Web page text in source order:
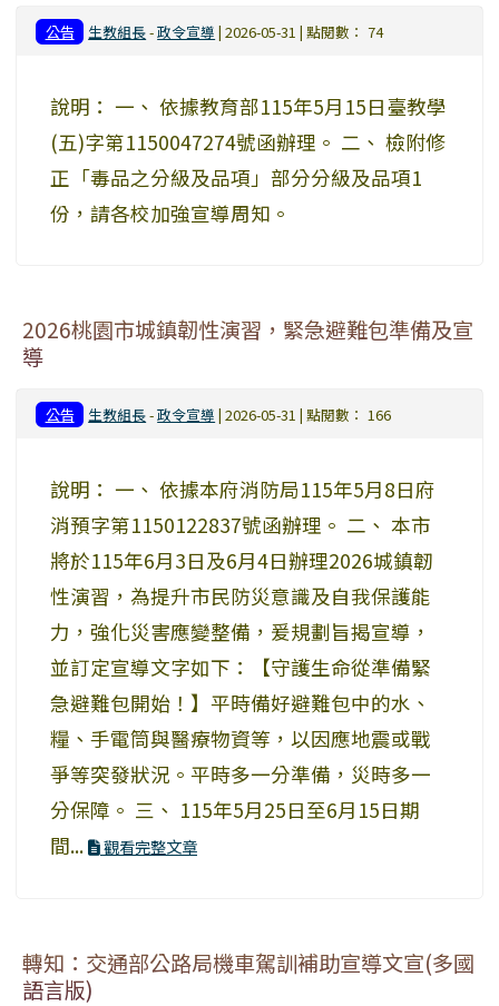
公告 生教組長-政令宣導 | 2026-05-31 | 點閱數： 74
說明： 一、 依據教育部115年5月15日臺教學
(五)字第1150047274號函辦理。 二、 檢附修
正「毒品之分級及品項」部分分級及品項1
份，請各校加強宣導周知。
2026桃園市城鎮韌性演習，緊急避難包準備及宣
導
公告 生教組長-政令宣導 | 2026-05-31 | 點閱數： 166
說明： 一、 依據本府消防局115年5月8日府
消預字第1150122837號函辦理。 二、 本市
將於115年6月3日及6月4日辦理2026城鎮韌
性演習，為提升市民防災意識及自我保護能
力，強化災害應變整備，爰規劃旨揭宣導，
並訂定宣導文字如下：【守護生命從準備緊
急避難包開始！】平時備好避難包中的水、
糧、手電筒與醫療物資等，以因應地震或戰
爭等突發狀況。平時多一分準備，災時多一
分保障。 三、 115年5月25日至6月15日期
間...
觀看完整文章
轉知：交通部公路局機車駕訓補助宣導文宣(多國
語言版)